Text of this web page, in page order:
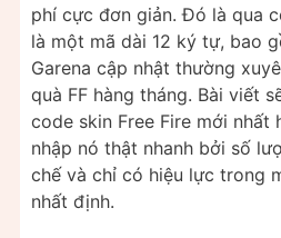
phí cực đơn giản. Đó là qua
là một mã dài 12 ký tự, bao
Garena cập nhật thường
quà FF hàng tháng. Bài viết
code skin Free Fire mới nhất
nhập nó thật nhanh bởi số
chế và chỉ có hiệu lực trong
nhất định.